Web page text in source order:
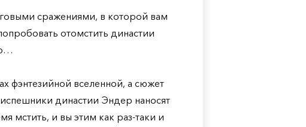
сражениями, в которой вам
отомстить династии
фэнтезийной вселенной, а сюжет
династии Эндер наносят
мстить, и вы этим как раз-таки и